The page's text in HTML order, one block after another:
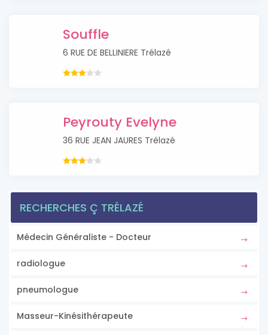
Souffle
6 RUE DE BELLINIERE Trélazé
Peyrouty Evelyne
36 RUE JEAN JAURES Trélazé
RECHERCHES Ç TRÉLAZÉ
Médecin Généraliste - Docteur
radiologue
pneumologue
Masseur-Kinésithérapeute